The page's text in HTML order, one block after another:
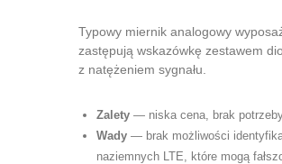
Typowy miernik analogowy
zastępują wskazówkę zestawem
z natężeniem sygnału.
Zalety — niska cena, brak potrzeby
Wady — brak możliwości
naziemnych LTE, które mogą